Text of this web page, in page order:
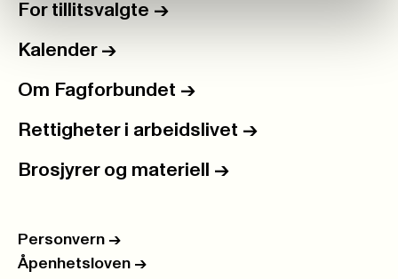
For tillitsvalgte ->
Kalender ->
Om Fagforbundet ->
Rettigheter i arbeidslivet ->
Brosjyrer og materiell ->
Personvern ->
Åpenhetsloven ->